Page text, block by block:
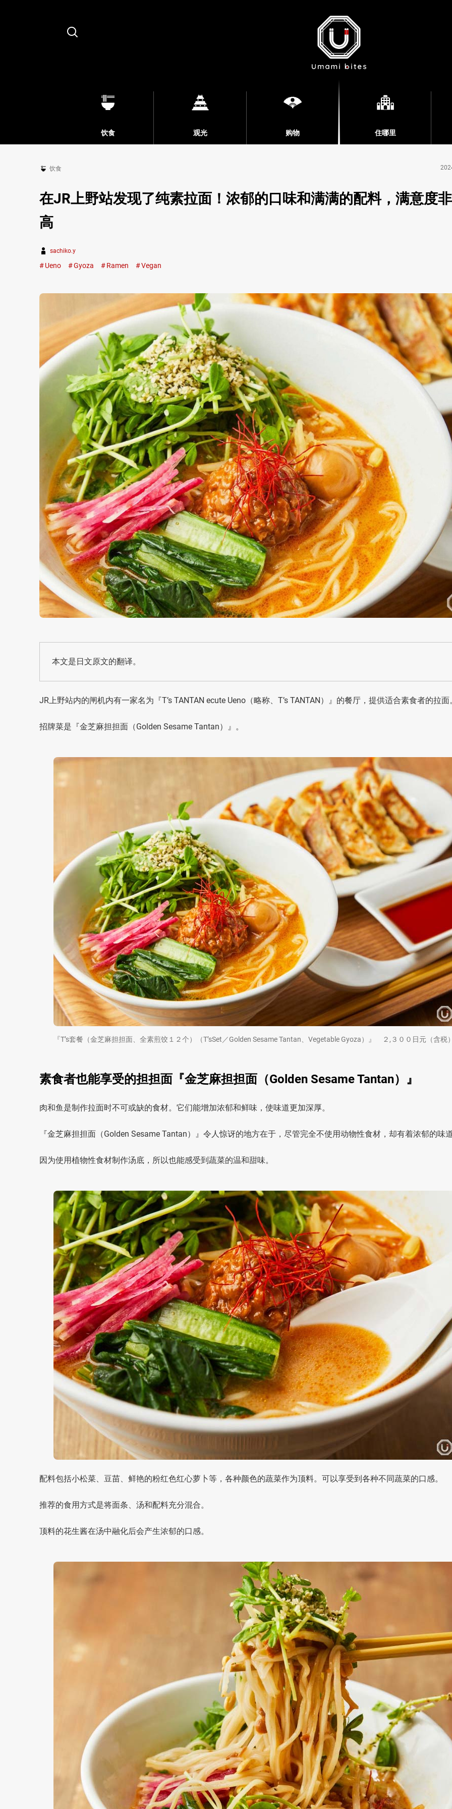
Search
饮食 观光 购物 住哪里
饮食
在JR上野站发现了纯素拉面！浓郁的口味和满满的配料，满意度
高
sachiko.y
Ueno Gyoza Ramen Vegan
本文是日文原文的翻译。
JR上野站内的闸机内有一家名为『T’s TANTAN ecute Ueno（略称、T’s TANTAN）』的餐厅，提供适合素食者的拉面
招牌菜是『金芝麻担担面（Golden Sesame Tantan）』。
『T’s套餐（金芝麻担担面、全素煎饺１２个）（T’sSet／Golden Sesame Tantan、Vegetable Gyoza）』 ２,３００日元（含税
素食者也能享受的担担面『金芝麻担担面（Golden Sesame Tantan）』
肉和鱼是制作拉面时不可或缺的食材。它们能增加浓郁和鲜味，使味道更加深厚。
『金芝麻担担面（Golden Sesame Tantan）』令人惊讶的地方在于，尽管完全不使用动物性食材，却有着浓郁的味
因为使用植物性食材制作汤底，所以也能感受到蔬菜的温和甜味。
配料包括小松菜、豆苗、鲜艳的粉红色红心萝卜等，各种颜色的蔬菜作为顶料。可以享受到各种不同蔬菜的口感。
推荐的食用方式是将面条、汤和配料充分混合。
顶料的花生酱在汤中融化后会产生浓郁的口感。